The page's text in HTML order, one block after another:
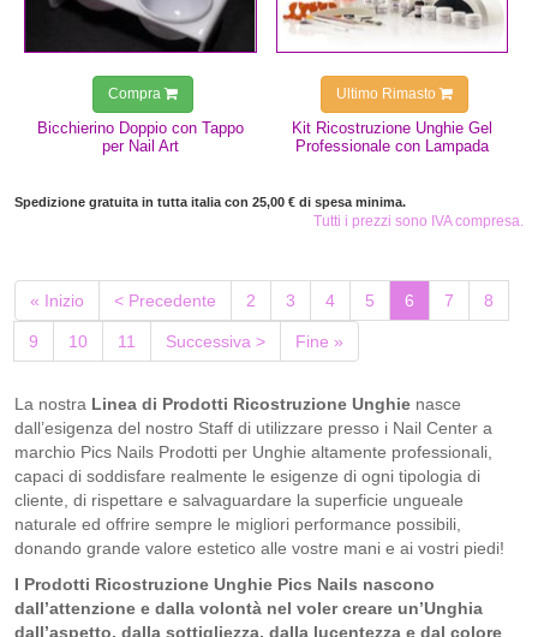
Bicchierino Doppio con Tappo
per Nail Art
Compra
Kit Ricostruzione Unghie Gel
Professionale con Lampada
Ultimo Rimasto
Spedizione gratuita in tutta italia con 25,00 € di spesa minima.
Tutti i prezzi sono IVA compresa.
« Inizio < Precedente 2 3 4 5 6 (current)
7 8
9 10 11 Successiva > Fine »
La nostra Linea di Prodotti Ricostruzione Unghie nasce
dall’esigenza del nostro Staff di utilizzare presso i Nail Center a
marchio Pics Nails Prodotti per Unghie altamente professionali,
capaci di soddisfare realmente le esigenze di ogni tipologia di
cliente, di rispettare e salvaguardare la superficie ungueale
naturale ed offrire sempre le migliori performance possibili,
donando grande valore estetico alle vostre mani e ai vostri piedi!
I Prodotti Ricostruzione Unghie Pics Nails nascono
dall’attenzione e dalla volontà nel voler creare un’Unghia
dall’aspetto, dalla sottigliezza, dalla lucentezza e dal colore